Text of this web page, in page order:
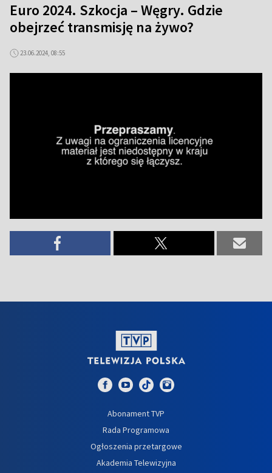
Euro 2024. Szkocja – Węgry. Gdzie
obejrzeć transmisję na żywo?
23.06.2024, 08:55
Abonament TVP
Rada Programowa
Ogłoszenia przetargowe
Akademia Telewizyjna